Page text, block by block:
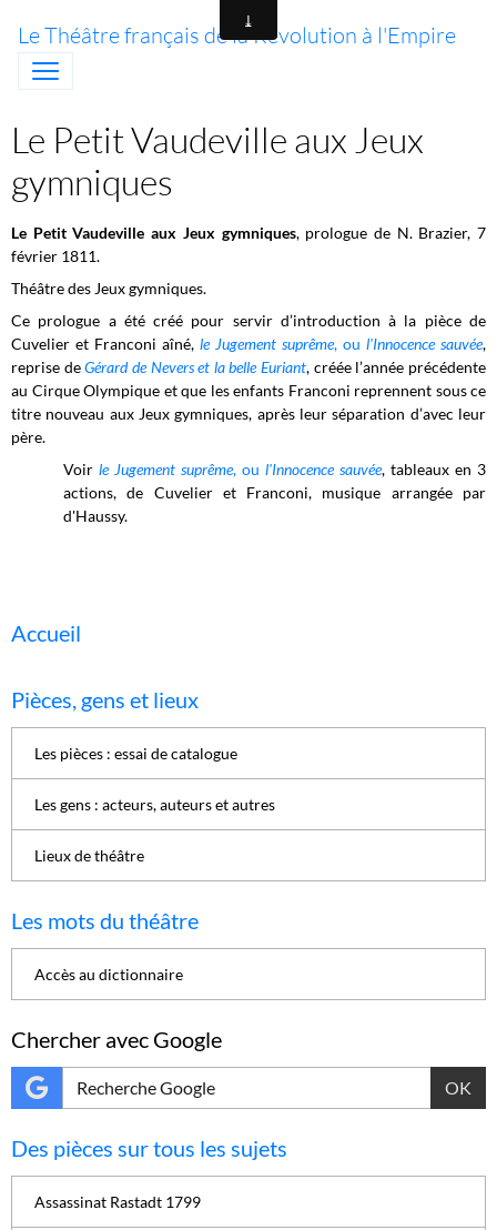
Le Théâtre français de la Révolution à l'Empire
Le Petit Vaudeville aux Jeux
gymniques
Le Petit Vaudeville aux Jeux gymniques, prologue de N. Brazier, 7
février 1811.
Théâtre des Jeux gymniques.
Ce prologue a été créé pour servir d’introduction à la pièce de
Cuvelier et Franconi aîné, le Jugement suprême, ou l'Innocence sauvée,
reprise deGérard de Nevers et la belle Euriant, créée l’année précédente
au Cirque Olympique et que les enfants Franconi reprennent sous ce
titre nouveau aux Jeux gymniques, après leur séparation d’avec leur
père.
Voir le Jugement suprême, ou l'Innocence sauvée, tableaux en 3
actions, de Cuvelier et Franconi, musique arrangée par
d'Haussy.
Accueil
Pièces, gens et lieux
Les pièces : essai de catalogue
Les gens : acteurs, auteurs et autres
Lieux de théâtre
Les mots du théâtre
Accès au dictionnaire
Chercher avec Google
OK
Des pièces sur tous les sujets
Assassinat Rastadt 1799